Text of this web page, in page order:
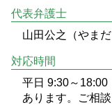
代表弁護士
山田公之（やま
対応時間
平日 9:30～
あります。ご相